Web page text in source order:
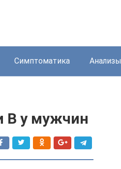
Симптоматика Анализы
В у мужчин